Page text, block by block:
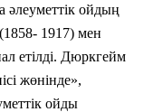
ойдың
1917) мен
етілді. Дюркгейм
жөнінде»,
ойды